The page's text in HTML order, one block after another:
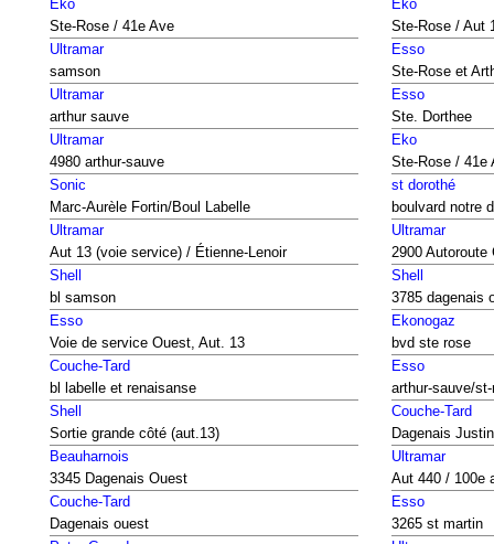
Eko
Ste-Rose / 41e Ave
Eko
Ste-Rose / Aut
Ultramar
samson
Esso
Ste-Rose et
Ultramar
arthur sauve
Esso
Ste. Dorthee
Ultramar
4980 arthur-sauve
Eko
Ste-Rose / 41e
Sonic
Marc-Aurèle Fortin/Boul Labelle
st dorothé
boulvard notre
Ultramar
Aut 13 (voie service) / Étienne-Lenoir
Ultramar
2900 Autoroute
Shell
bl samson
Shell
3785 dagenais
Esso
Voie de service Ouest, Aut. 13
Ekonogaz
bvd ste rose
Couche-Tard
bl labelle et renaisanse
Esso
arthur-sauve/
Shell
Sortie grande côté (aut.13)
Couche-Tard
Dagenais Justin
Beauharnois
3345 Dagenais Ouest
Ultramar
Aut 440 / 100e
Couche-Tard
Dagenais ouest
Esso
3265 st martin